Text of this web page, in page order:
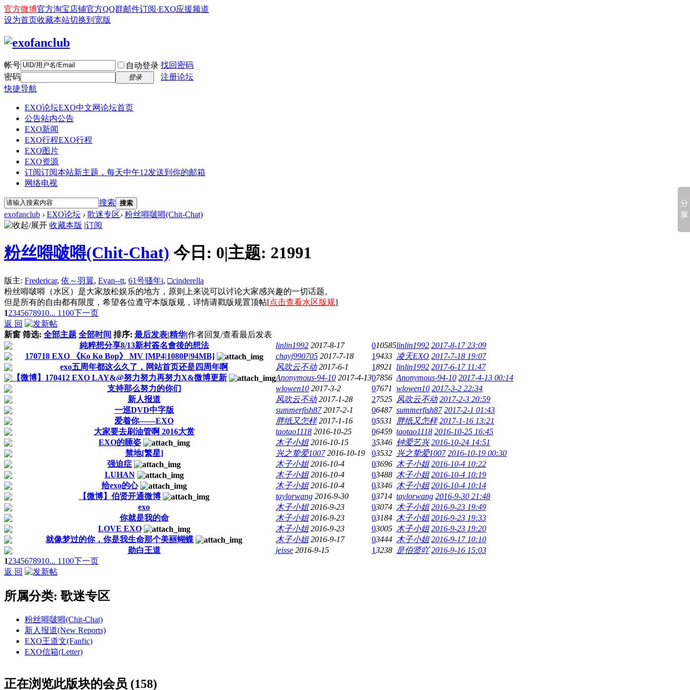
官方微博官方淘宝店铺官方QQ群邮件订阅·EXO应援频道
设为首页收藏本站切换到宽版
帐号 自动登录 找回密码
密码
登录
注册论坛
快捷导航
EXO论坛EXO中文网论坛首页
公告站内公告
EXO新闻
EXO行程EXO行程
EXO图片
EXO资源
订阅订阅本站新主题，每天中午12发送到你的邮箱
网络电视
搜索 搜索
exofanclub › EXO论坛 › 歌迷专区› 粉丝嘚啵嘚(Chit-Chat)
收藏本版 |订阅
粉丝嘚啵嘚(Chit-Chat) 今日: 0|主题: 21991
版主: Fredericar, 依～羽翼, Evan--tt, 61号骚年i, □cinderella
粉丝嘚啵嘚（水区）是大家放松娱乐的地方，原则上来说可以讨论大家感兴趣的一切话题。
但是所有的自由都有限度，希望各位遵守本版版规，详情请戳版规置顶帖[点击查看水区版规]
12345678910... 1100下一页
返 回
新窗 筛选: 全部主题 全部时间 排序: 最后发表|精华|作者回复/查看最后发表
純粹想分享8/13新村簽名會後的想法
linlin1992 2017-8-17 010585linlin1992 2017-8-17 23:09
170718 EXO 《Ko Ko Bop》 MV [MP4|1080P|94MB]
chayj990705 2017-7-18 19433 凌天EXO 2017-7-18 19:07
exo五周年都这么久了，网站首页还是四周年啊
风吹云不动 2017-6-1 18921 linlin1992 2017-6-17 11:47
【微博】170412 EXO LAY&@努力努力再努力X&微博更新
Anonymous-94-10 2017-4-1307856 Anonymous-94-10 2017-4-13 00:14
支持那么努力的你们
wlowen10 2017-3-2 07671 wlowen10 2017-3-2 22:34
新人报道
风吹云不动 2017-1-28 27525 风吹云不动 2017-2-3 20:59
一巡DVD中字版
summerfish87 2017-2-1 06487 summerfish87 2017-2-1 01:43
爱着你——EXO
胖纸又怎样 2017-1-16 05531 胖纸又怎样 2017-1-16 13:21
大家要去刷油管啊 2016大赏
taotao1118 2016-10-25 06459 taotao1118 2016-10-25 16:45
EXO的睡姿
木子小姐 2016-10-15 35346 钟爱艺兴 2016-10-24 14:51
禁地[繁星]
兴之挚爱1007 2016-10-19 03532 兴之挚爱1007 2016-10-19 00:30
强迫症
木子小姐 2016-10-4 03696 木子小姐 2016-10-4 10:22
LUHAN
木子小姐 2016-10-4 03488 木子小姐 2016-10-4 10:19
给exo的心
木子小姐 2016-10-4 03346 木子小姐 2016-10-4 10:14
【微博】伯贤开通微博
taylorwang 2016-9-30 03714 taylorwang 2016-9-30 21:48
exo
木子小姐 2016-9-23 03074 木子小姐 2016-9-23 19:49
你就是我的命
木子小姐 2016-9-23 03184 木子小姐 2016-9-23 19:33
LOVE EXO
木子小姐 2016-9-23 03005 木子小姐 2016-9-23 19:20
就像梦过的你，你是我生命那个美丽蝴蝶
木子小姐 2016-9-17 03444 木子小姐 2016-9-17 10:10
勋白王道
jeisse 2016-9-15 13238 是伯贤吖 2016-9-16 15:03
12345678910... 1100下一页
返 回
所属分类: 歌迷专区
粉丝嘚啵嘚(Chit-Chat)
新人报道(New Reports)
EXO王道文(Fanfic)
EXO信箱(Letter)
正在浏览此版块的会员 (158)